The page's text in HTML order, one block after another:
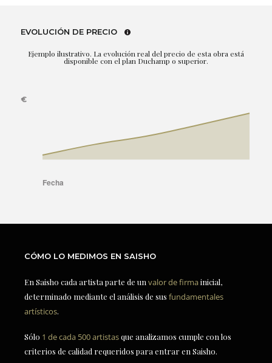
EVOLUCIÓN DE PRECIO
Ejemplo ilustrativo. La evolución real del precio de esta obra está
disponible con el plan Duchamp o superior.
CÓMO LO MEDIMOS EN SAISHO
En Saisho cada artista parte de un valor de firmainicial,
determinado mediante el análisis de sus fundamentales
artísticos.
Sólo 1 de cada 500 artistasque analizamos cumple con los
criterios de calidad requeridos para entrar en Saisho.